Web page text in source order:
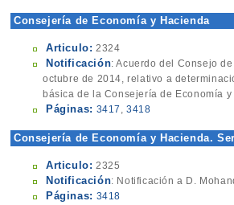
Consejería de Economía y Hacienda
Articulo: 2324
Notificación: Acuerdo del Consejo
octubre de 2014, relativo a
básica de la Consejería de Economía
Páginas: 3417 ,3418
Consejería de Economía y Hacienda.
Articulo: 2325
Notificación: Notificación a D.
Páginas: 3418